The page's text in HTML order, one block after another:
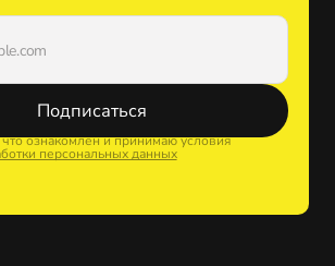
Подписаться
ознакомлен и принимаю условия
персональных данных